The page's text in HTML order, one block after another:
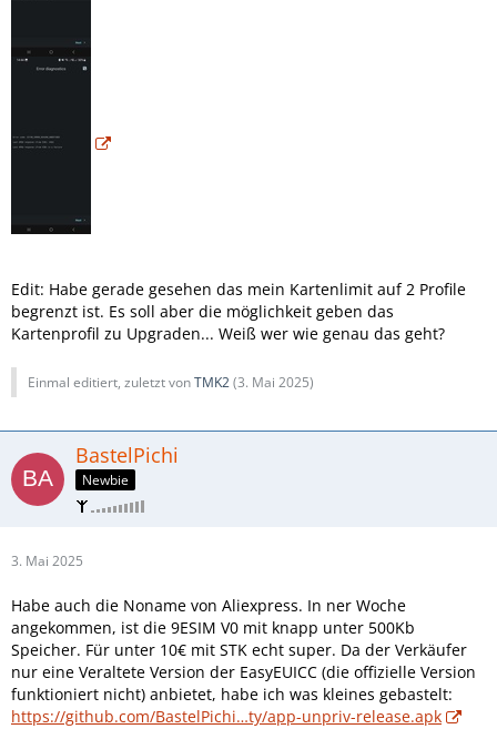
Edit: Habe gerade gesehen das mein Kartenlimit auf 2 Profile
begrenzt ist. Es soll aber die möglichkeit geben das
Kartenprofil zu Upgraden... Weiß wer wie genau das geht?
Einmal editiert, zuletzt vonTMK2(3. Mai 2025)
BastelPichi
Newbie
3. Mai 2025
Habe auch die Noname von Aliexpress. In ner Woche
angekommen, ist die 9ESIM V0 mit knapp unter 500Kb
Speicher. Für unter 10€ mit STK echt super. Da der Verkäufer
nur eine Veraltete Version der EasyEUICC (die offizielle Version
funktioniert nicht) anbietet, habe ich was kleines gebastelt:
https://github.com/BastelPichi…ty/app-unpriv-release.apk